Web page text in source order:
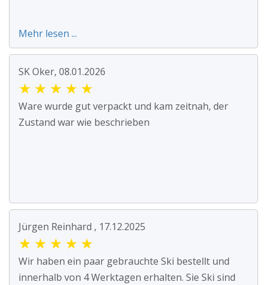
Mehr lesen ...
SK Oker, 08.01.2026
★ ★ ★ ★ ★
Ware wurde gut verpackt und kam zeitnah, der
Zustand war wie beschrieben
Jürgen Reinhard , 17.12.2025
★ ★ ★ ★ ★
Wir haben ein paar gebrauchte Ski bestellt und
innerhalb von 4 Werktagen erhalten. Sie Ski sind